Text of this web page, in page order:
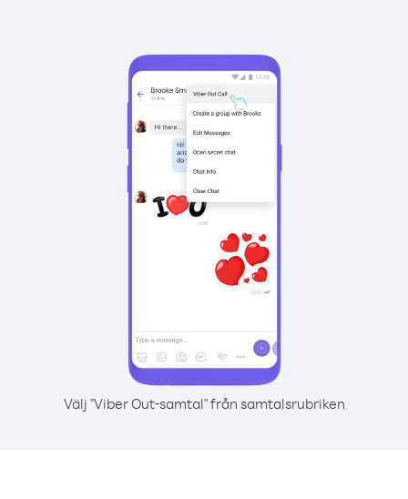
Välj "Viber Out-samtal" från samtalsrubriken